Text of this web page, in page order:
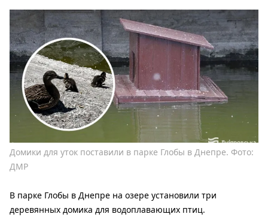
Домики для уток поставили в парке Глобы в Днепре. Фото:
ДМР
В парке Глобы в Днепре на озере установили три
деревянных домика для водоплавающих птиц.